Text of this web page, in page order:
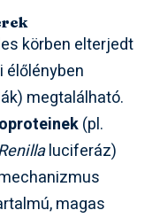
körben elterjedt
élőlényben
megtalálható.
(pl.
luciferáz)
magas